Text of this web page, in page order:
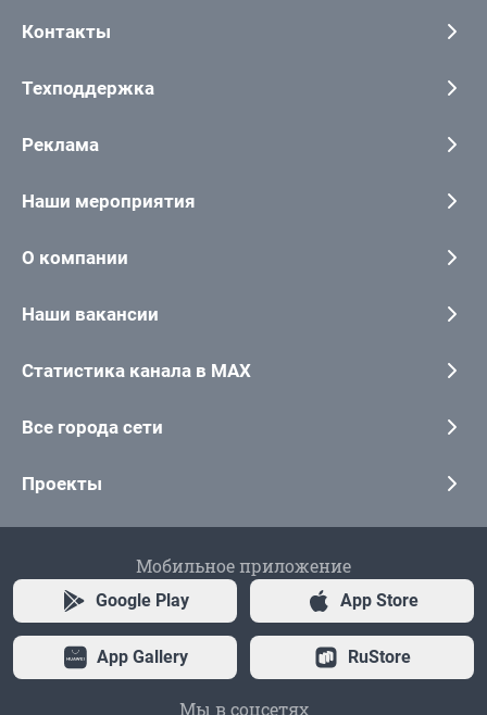
Контакты
Техподдержка
Реклама
Наши мероприятия
О компании
Наши вакансии
Статистика канала в MAX
Все города сети
Проекты
Мобильное приложение
Google Play App Store
App Gallery RuStore
Мы в соцсетях